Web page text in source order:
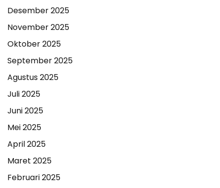
Desember 2025
November 2025
Oktober 2025
September 2025
Agustus 2025
Juli 2025
Juni 2025
Mei 2025
April 2025
Maret 2025
Februari 2025